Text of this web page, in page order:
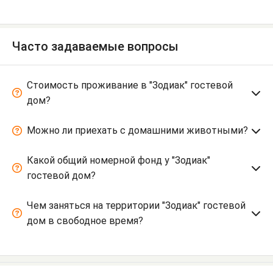
Часто задаваемые вопросы
Стоимость проживание в "Зодиак" гостевой
дом?
Можно ли приехать с домашними животными?
Какой общий номерной фонд у "Зодиак"
гостевой дом?
Чем заняться на территории "Зодиак" гостевой
дом в свободное время?